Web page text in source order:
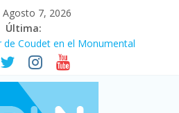
Agosto 7, 2026
Última:
de Coudet en el Monumental
más alto en dos décadas y ya
Santa Fe
41.000 kioscos: el sector